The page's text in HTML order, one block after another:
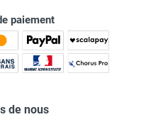
paiement
de nous